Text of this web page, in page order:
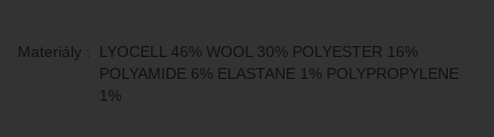
Materiály :
LYOCELL 46% WOOL 30% POLYESTER 16%
POLYAMIDE 6% ELASTANE 1% POLYPROPYLENE
1%